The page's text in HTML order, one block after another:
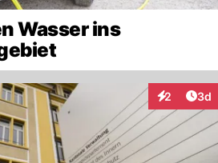
Wasser ins
2 3d